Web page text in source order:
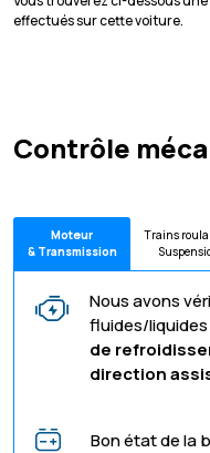
effectués sur cette voiture.
Contrôle
Moteur
& Transmission
Trains
Nous avons
fluides/
de
direction
Bon état de la